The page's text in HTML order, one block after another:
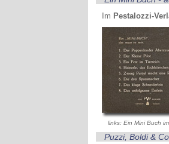
Im Pestalozzi-
links: Ein Mini Buch
Puzzi, Boldi & Co.